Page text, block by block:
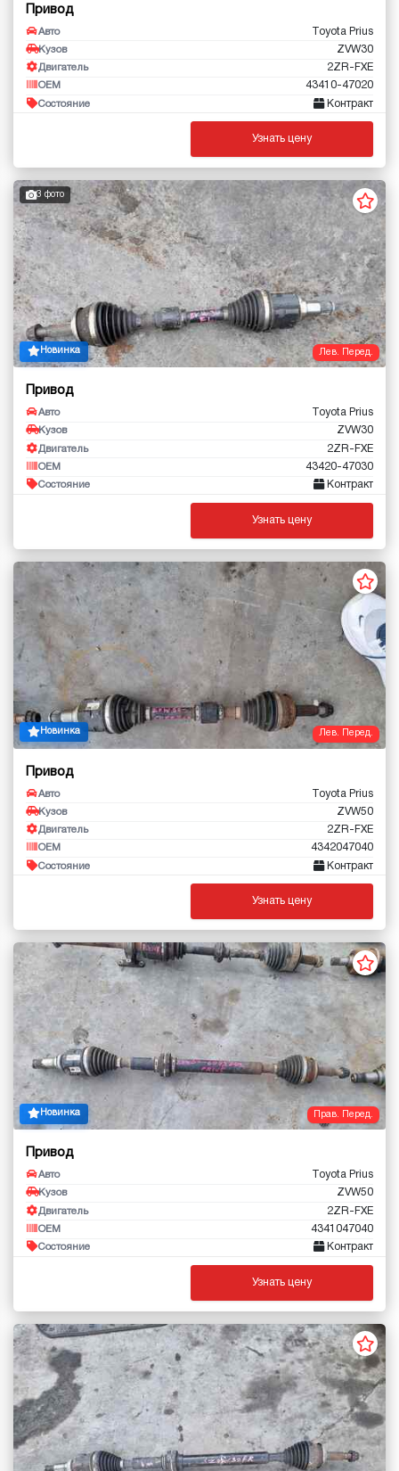
Привод
Авто Toyota Prius
Кузов ZVW30
Двигатель 2ZR-FXE
OEM 43410-47020
Состояние Контракт
Узнать цену
Лев. Перед.
3 фото
Новинка
Привод
Авто Toyota Prius
Кузов ZVW30
Двигатель 2ZR-FXE
OEM 43420-47030
Состояние Контракт
Узнать цену
Лев. Перед.
Новинка
Привод
Авто Toyota Prius
Кузов ZVW50
Двигатель 2ZR-FXE
OEM 4342047040
Состояние Контракт
Узнать цену
Прав. Перед.
Новинка
Привод
Авто Toyota Prius
Кузов ZVW50
Двигатель 2ZR-FXE
OEM 4341047040
Состояние Контракт
Узнать цену